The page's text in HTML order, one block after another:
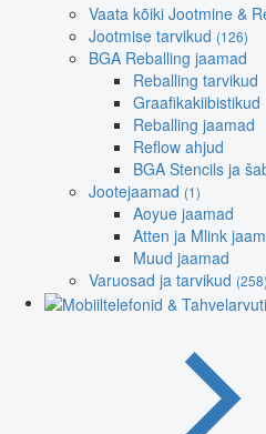
Vaata kõiki Jootmine &
Jootmise tarvikud (126)
BGA Reballing jaamad
Reballing tarvikud
Graafikakiibistikud
Reballing jaamad
Reflow ahjud
BGA Stencils ja
Jootejaamad (1)
Aoyue jaamad
Atten ja Mlink
Muud jaamad
Varuosad ja tarvikud (258)